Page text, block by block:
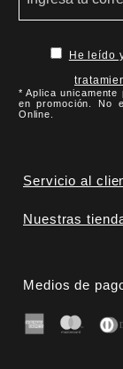
He leído
* Aplica
en promoción. No
Online.
Servicio al
Nuestras
Medios de